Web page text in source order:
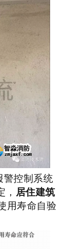
警控制系统
居住建筑
用寿命自验